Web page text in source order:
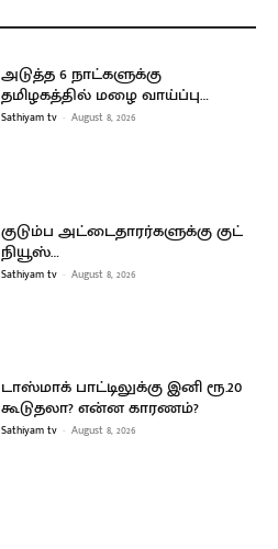
அடுத்த 6 நாட்களுக்கு
தமிழகத்தில் மழை வாய்ப்பு…
Sathiyam tv - August 8, 2026
குடும்ப அட்டைதாரர்களுக்கு குட்
நியூஸ்…
Sathiyam tv - August 8, 2026
டாஸ்மாக் பாட்டிலுக்கு இனி ரூ.20
கூடுதலா? என்ன காரணம்?
Sathiyam tv - August 8, 2026